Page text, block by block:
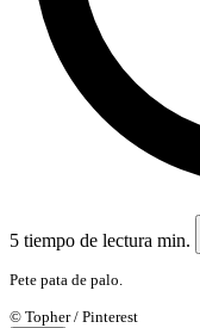
5 tiempo de lectura min.
Pete pata de palo.
© Topher / Pinterest